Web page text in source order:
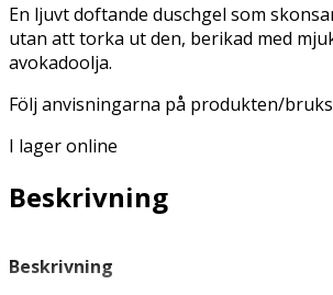
En ljuvt doftande duschgel som
utan att torka ut den, berikad med
avokadoolja.
Följ anvisningarna på produkten/
I lager online
Beskrivning
Beskrivning